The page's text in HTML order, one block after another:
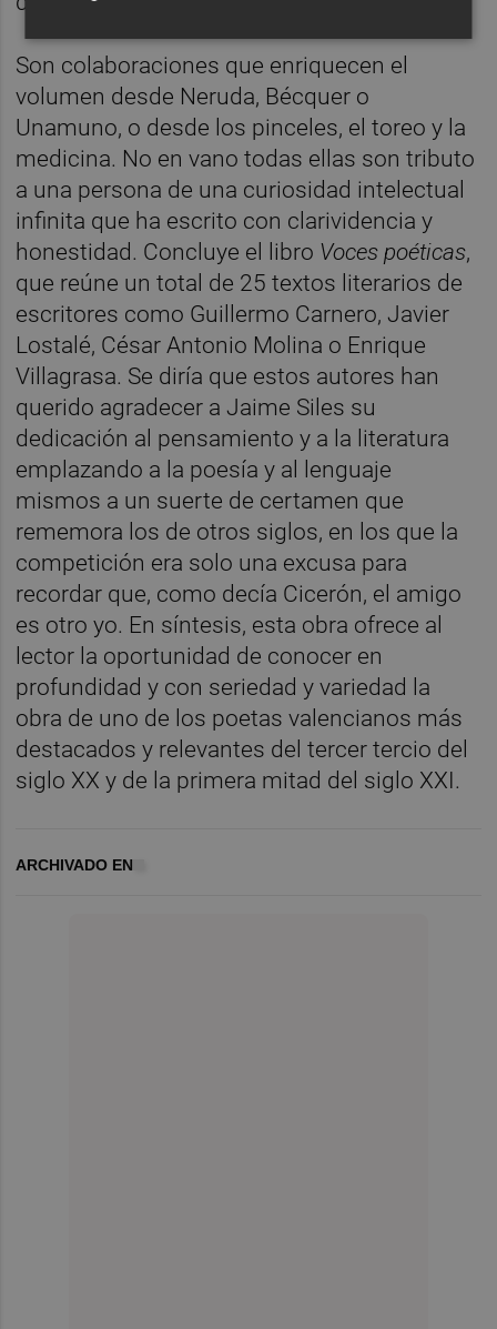
Son colaboraciones que enriquecen el
volumen desde Neruda, Bécquer o
Unamuno, o desde los pinceles, el toreo y la
medicina. No en vano todas ellas son tributo
a una persona de una curiosidad intelectual
infinita que ha escrito con clarividencia y
honestidad. Concluye el libro Voces poéticas,
que reúne un total de 25 textos literarios de
escritores como Guillermo Carnero, Javier
Lostalé, César Antonio Molina o Enrique
Villagrasa. Se diría que estos autores han
querido agradecer a Jaime Siles su
dedicación al pensamiento y a la literatura
emplazando a la poesía y al lenguaje
mismos a un suerte de certamen que
rememora los de otros siglos, en los que la
competición era solo una excusa para
recordar que, como decía Cicerón, el amigo
es otro yo. En síntesis, esta obra ofrece al
lector la oportunidad de conocer en
profundidad y con seriedad y variedad la
obra de uno de los poetas valencianos más
destacados y relevantes del tercer tercio del
siglo XX y de la primera mitad del siglo XXI.
ARCHIVADO EN